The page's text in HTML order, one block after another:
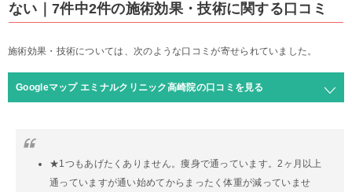
ない｜7件中2件の施術効果・技術に関する口コミ
施術効果・技術については、次のような口コミが寄せられていました。
Googleマップ エミナルクリニック高崎院の口コミを見る
★1つもあげたくありません。痩身で通っています。2ヶ月以上
通っていますが通い始めてからまったく体重が減っていませ